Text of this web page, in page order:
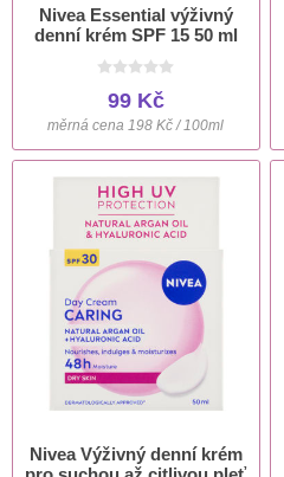
Nivea Essential výživný
denní krém SPF 15 50 ml
99 Kč
měrná cena 198 Kč / 100ml
Nivea Výživný denní krém